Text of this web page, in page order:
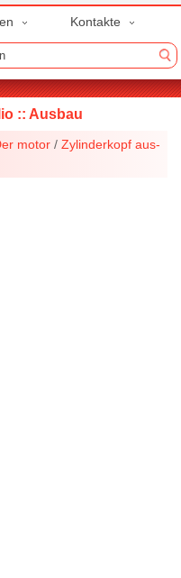
Kontakte
:: Ausbau
motor /Zylinderkopf aus-